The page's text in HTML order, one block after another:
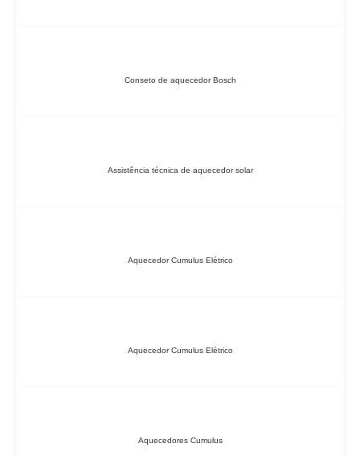
Conseto de aquecedor Bosch
Assistência técnica de aquecedor solar
Aquecedor Cumulus Elétrico
Aquecedor Cumulus Elétrico
Aquecedores Cumulus